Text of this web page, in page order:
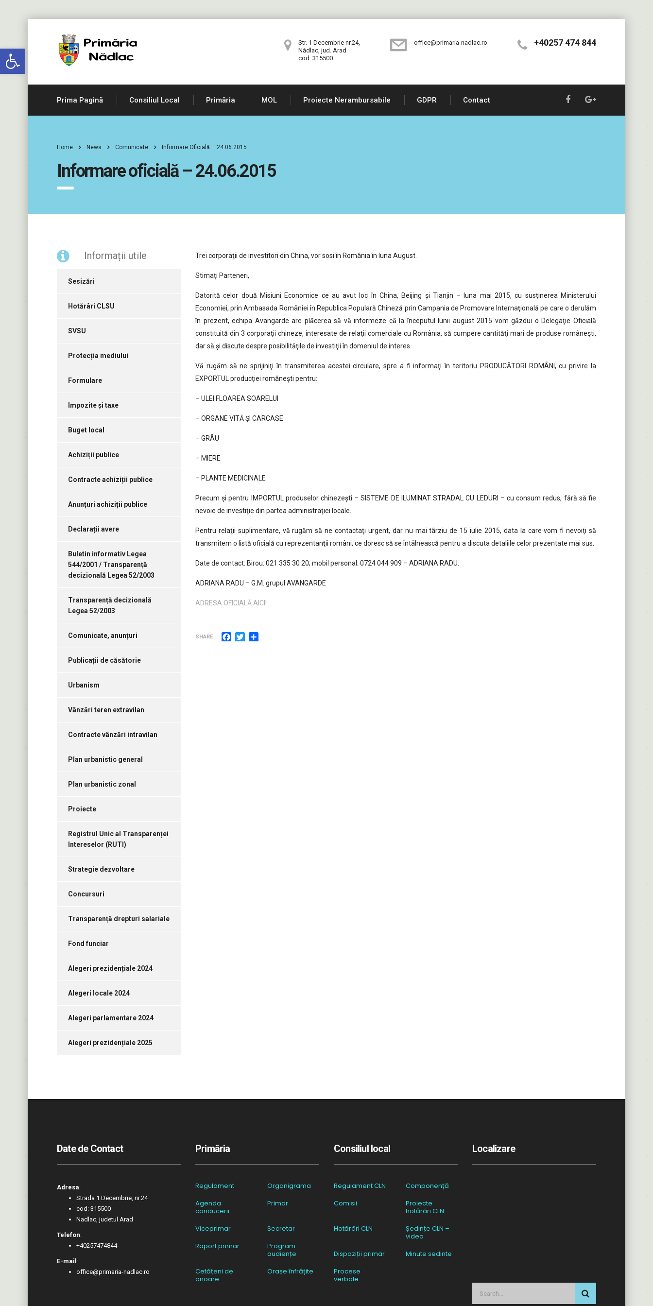
Deschide bara de unelte
+40257 474 844
office@primaria-nadlac.ro
Str. 1 Decembrie nr.24,
Nădlac, jud. Arad
cod: 315500
Prima Pagină Consiliul Local Primăria MOL Proiecte Nerambursabile GDPR Contact
Home News Comunicate Informare Oficială – 24.06.2015
Informare oficială – 24.06.2015
Trei corporaţii de investitori din China, vor sosi în România în luna August.
Stimaţi Parteneri,
Datorită celor două Misiuni Economice ce au avut loc în China, Beijing şi Tianjin – luna mai 2015, cu susţinerea Ministerului
Economiei, prin Ambasada României în Republica Populară Chineză prin Campania de Promovare Internaţională pe care o derulăm
în prezent, echipa Avangarde are plăcerea să vă informeze că la începutul lunii august 2015 vom găzdui o Delegaţie Oficială
constituită din 3 corporaţii chineze, interesate de relaţii comerciale cu România, să cumpere cantităţi mari de produse româneşti,
dar să şi discute despre posibilităţile de investiţii în domeniul de interes.
Vă rugăm să ne sprijiniţi în transmiterea acestei circulare, spre a fi informaţi în teritoriu PRODUCĂTORI ROMÂNI, cu privire la
EXPORTUL producţiei româneşti pentru:
– ULEI FLOAREA SOARELUI
– ORGANE VITĂ ŞI CARCASE
– GRÂU
– MIERE
– PLANTE MEDICINALE
Precum şi pentru IMPORTUL produselor chinezeşti – SISTEME DE ILUMINAT STRADAL CU LEDURI – cu consum redus, fără să fie
nevoie de investiţie din partea administraţiei locale.
Pentru relaţii suplimentare, vă rugăm să ne contactaţi urgent, dar nu mai târziu de 15 iulie 2015, data la care vom fi nevoiţi să
transmitem o listă oficială cu reprezentanţii români, ce doresc să se întâlnească pentru a discuta detaliile celor prezentate mai sus.
Date de contact: Birou: 021 335 30 20; mobil personal: 0724 044 909 – ADRIANA RADU.
ADRIANA RADU – G.M. grupul AVANGARDE
ADRESA OFICIALĂ AICI!
SHARE Facebook
Twitter
Informații utile
Sesizări
Hotărâri CLSU
SVSU
Protecția mediului
Formulare
Impozite și taxe
Buget local
Achiziții publice
Contracte achiziții publice
Anunțuri achiziții publice
Declarații avere
Buletin informativ Legea
544/2001 / Transparență
decizională Legea 52/2003
Transparență decizională
Legea 52/2003
Comunicate, anunțuri
Publicații de căsătorie
Urbanism
Vânzări teren extravilan
Contracte vânzări intravilan
Plan urbanistic general
Plan urbanistic zonal
Proiecte
Registrul Unic al Transparenței
Intereselor (RUTI)
Strategie dezvoltare
Concursuri
Transparență drepturi salariale
Fond funciar
Alegeri prezidențiale 2024
Alegeri locale 2024
Alegeri parlamentare 2024
Alegeri prezidențiale 2025
Date de Contact
Adresa:
Strada 1 Decembrie, nr.24
cod: 315500
Nadlac, judetul Arad
Telefon:
+40257474844
E-mail :
office@primaria-nadlac.ro
Primăria
Regulament
Organigrama
Agenda
conducerii
Primar
Viceprimar
Secretar
Raport primar
Program
audiențe
Cetățeni de
onoare
Orașe înfrățite
Consiliul local
Regulament CLN
Componență
Comisii
Proiecte
hotărâri CLN
Hotărâri CLN
Ședințe CLN –
video
Dispoziții primar
Minute sedinte
Procese
verbale
Localizare